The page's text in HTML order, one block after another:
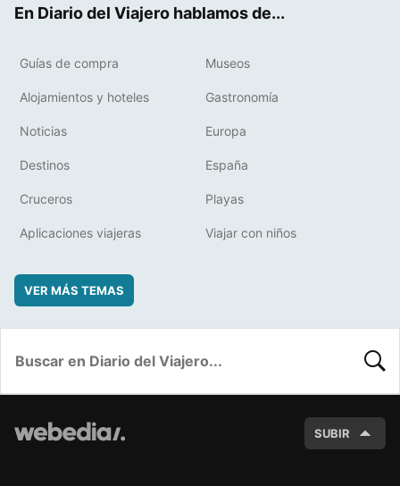
En Diario del Viajero hablamos de...
Guías de compra Museos
Alojamientos y hoteles Gastronomía
Noticias Europa
Destinos España
Cruceros Playas
Aplicaciones viajeras Viajar con niños
VER MÁS TEMAS
SUBIR